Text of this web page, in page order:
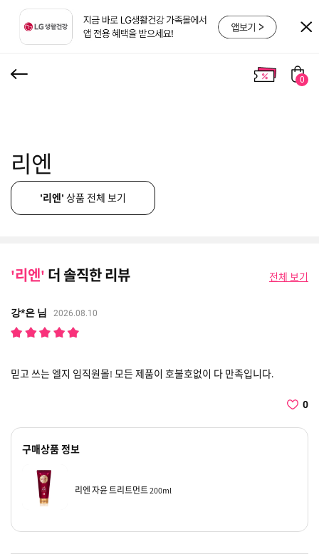
0
리엔
'리엔' 상품 전체 보기
'리엔' 더 솔직한 리뷰 전체 보기
강*은 님 2026.08.10
믿고 쓰는 엘지 임직원몰! 모든 제품이 호불호없이 다 만족입니다.
0
구매상품 정보
리엔 자윤 트리트먼트 200ml